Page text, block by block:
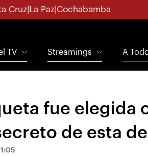
Cruz La Paz Cochabamba
TV Streamings A
fue elegida
de esta